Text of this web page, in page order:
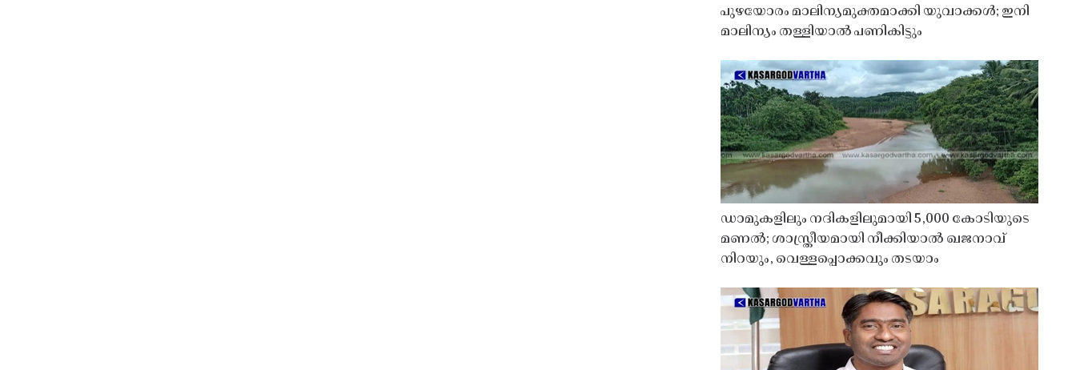
പുഴയോരം മാലിന്യമുക്തമാക്കി യുവാക്കൾ; ഇനി
മാലിന്യം തള്ളിയാൽ പണികിട്ടും
ഡാമുകളിലും നദികളിലുമായി 5,000 കോടിയുടെ
മണൽ; ശാസ്ത്രീയമായി നീക്കിയാൽ ഖജനാവ്
നിറയും, വെള്ളപ്പൊക്കവും തടയാം